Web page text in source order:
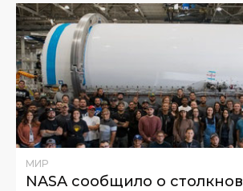
МИР
NASA сообщило о